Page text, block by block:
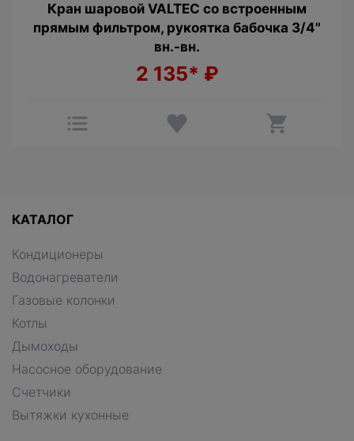
Кран шаровой VALTEC со встроенным
прямым фильтром, рукоятка бабочка 3/4"
вн.-вн.
2 135* ₽
КАТАЛОГ
Кондиционеры
Водонагреватели
Газовые колонки
Котлы
Дымоходы
Насосное оборудование
Счетчики
Вытяжки кухонные